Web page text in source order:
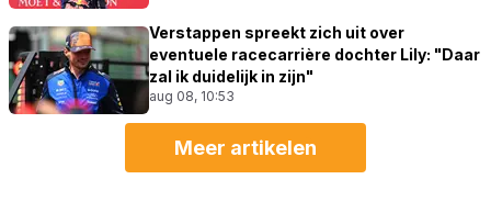
Verstappen spreekt zich uit over
eventuele racecarrière dochter Lily: "Daar
zal ik duidelijk in zijn"
aug 08, 10:53
Meer artikelen